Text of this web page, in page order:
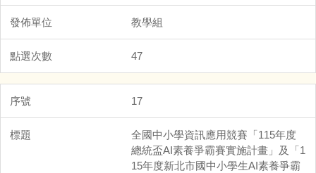
教學組
47
17
全國中小學資訊應用競賽「115年度
總統盃AI素養爭霸賽實施計畫」及「1
15年度新北市國中小學生AI素養爭霸